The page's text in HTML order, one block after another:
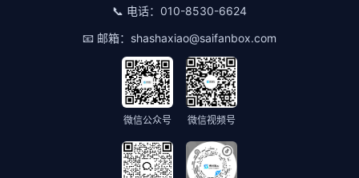
📞 电话： 010-8530-6624
📧 邮箱： shashaxiao@saifanbox.com
微信公众号 微信视频号